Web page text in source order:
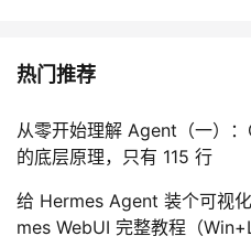
热门推荐
从零开始理解 Agent（一）
的底层原理，只有 115 行
给 Hermes Agent 装个可视
mes WebUI 完整教程（